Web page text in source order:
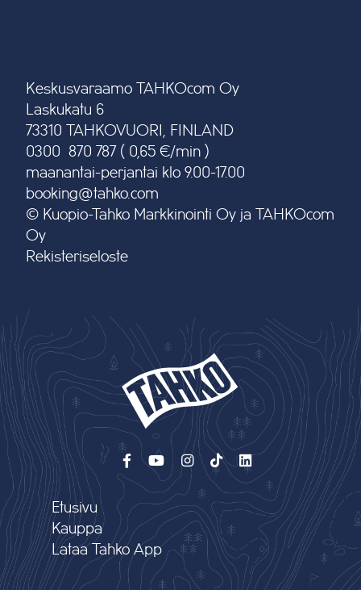
Keskusvaraamo TAHKOcom Oy
Laskukatu 6
73310 TAHKOVUORI, FINLAND
0300 870 787 ( 0,65 €/min )
maanantai-perjantai klo 9.00-17.00
booking@tahko.com
© Kuopio-Tahko Markkinointi Oy ja TAHKOcom
Oy
Rekisteriseloste
Etusivu
Kauppa
Lataa Tahko App